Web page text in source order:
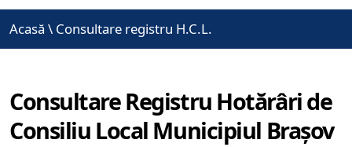
Acasă \ Consultare registru H.C.L.
Consultare Registru Hotărâri de
Consiliu Local Municipiul Brașov